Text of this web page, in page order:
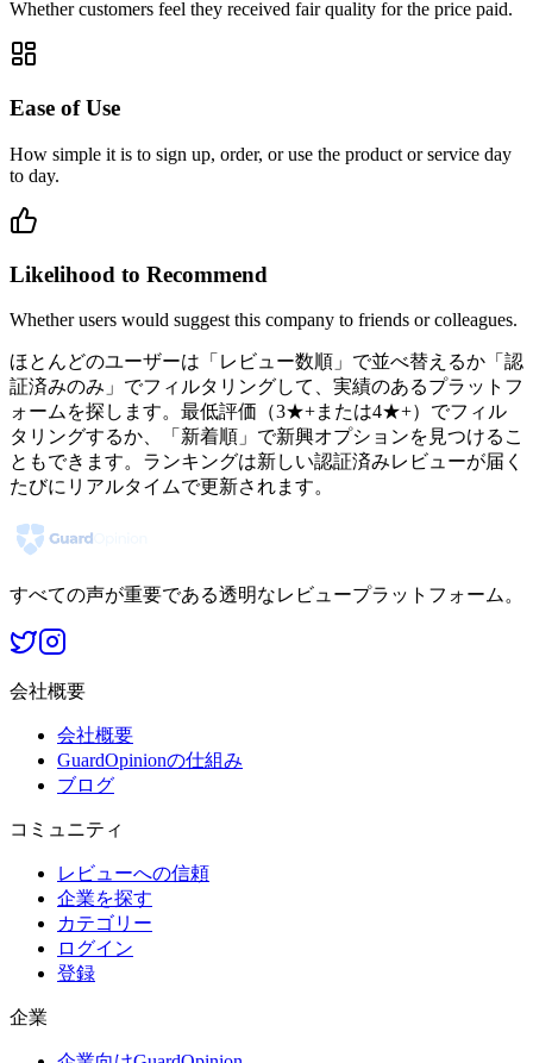
Whether customers feel they received fair quality for the price paid.
Ease of Use
How simple it is to sign up, order, or use the product or service day
to day.
Likelihood to Recommend
Whether users would suggest this company to friends or colleagues.
ほとんどのユーザーは「レビュー数順」で並べ替えるか「認
証済みのみ」でフィルタリングして、実績のあるプラットフ
ォームを探します。最低評価（3★+または4★+）でフィル
タリングするか、「新着順」で新興オプションを見つけるこ
ともできます。ランキングは新しい認証済みレビューが届く
たびにリアルタイムで更新されます。
すべての声が重要である透明なレビュープラットフォーム。
会社概要
会社概要
GuardOpinionの仕組み
ブログ
コミュニティ
レビューへの信頼
企業を探す
カテゴリー
ログイン
登録
企業